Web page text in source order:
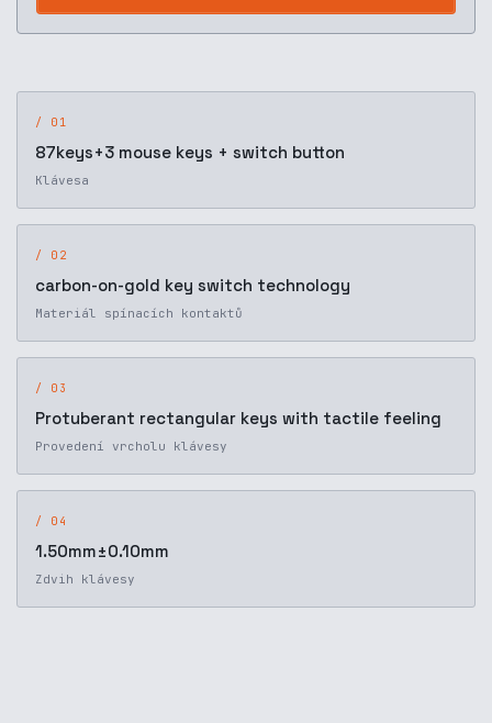
/ 01
87keys+3 mouse keys + switch button
Klávesa
/ 02
carbon-on-gold key switch technology
Materiál spínacích kontaktů
/ 03
Protuberant rectangular keys with tactile feeling
Provedení vrcholu klávesy
/ 04
1.50mm±0.10mm
Zdvih klávesy